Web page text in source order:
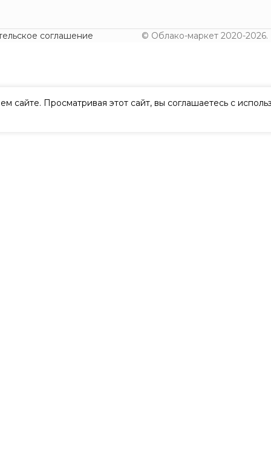
соглашение © Облако-маркет 2020-
Просматривая этот сайт, вы соглашаетесь с